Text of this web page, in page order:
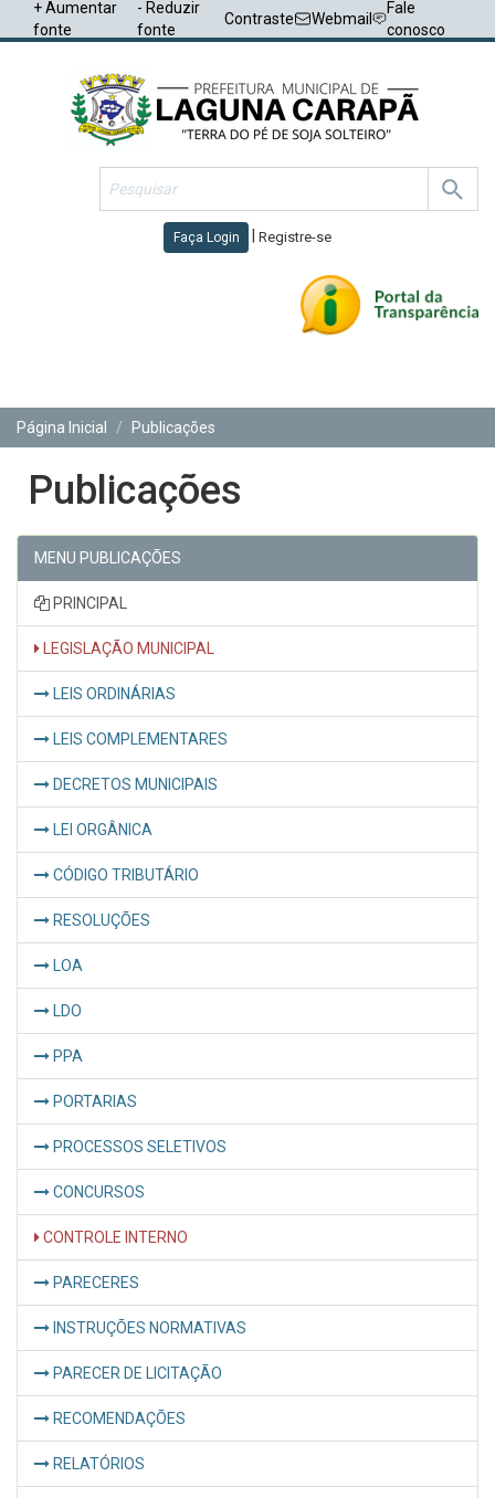
+ Aumentar
fonte
- Reduzir
fonte
Contraste Webmail
Fale
conosco
Faça Login Registre-se
Página Inicial
Publicações
Publicações
MENU PUBLICAÇÕES
PRINCIPAL
LEGISLAÇÃO MUNICIPAL
LEIS ORDINÁRIAS
LEIS COMPLEMENTARES
DECRETOS MUNICIPAIS
LEI ORGÂNICA
CÓDIGO TRIBUTÁRIO
RESOLUÇÕES
LOA
LDO
PPA
PORTARIAS
PROCESSOS SELETIVOS
CONCURSOS
CONTROLE INTERNO
PARECERES
INSTRUÇÕES NORMATIVAS
PARECER DE LICITAÇÃO
RECOMENDAÇÕES
RELATÓRIOS